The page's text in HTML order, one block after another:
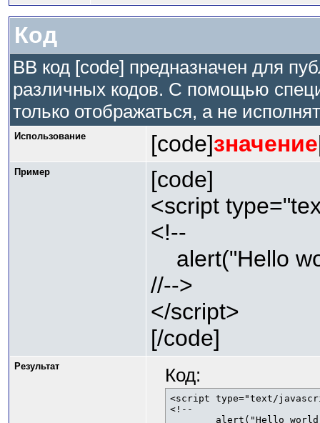
Код
BB код [code] предназначен для
различных кодов. С помощью
только отображаться, а не
Использование [code]значение
Пример
[code]
<script
<!--
alert("Hello
//-->
</script>
[/code]
Результат Код:
<script type="text/
<!--